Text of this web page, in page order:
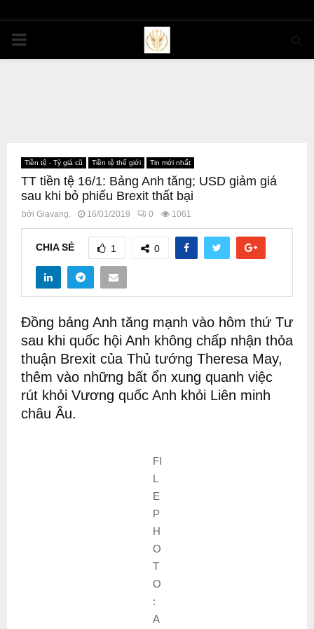
PRIMARY
Tiền tệ - Tỷ giá cũ Tiền tệ thế giới Tin mới nhất
TT tiền tệ 16/1: Bảng Anh tăng; USD giảm giá
sau khi bỏ phiếu Brexit thất bại
bởi Giavang. 16/01/2019 0 1061
CHIA SẺ 1 0
Đồng bảng Anh tăng mạnh vào hôm thứ Tư
sau khi quốc hội Anh không chấp nhận thỏa
thuận Brexit của Thủ tướng Theresa May,
thêm vào những bất ổn xung quanh việc
rút khỏi Vương quốc Anh khỏi Liên minh
châu Âu.
FI
L
E
P
H
O
T
O
:
A